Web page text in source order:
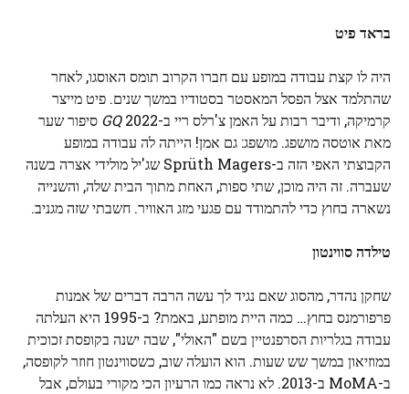
בראד פיט
היה לו קצת עבודה במופע עם חברו הקרוב תומס האוסגו, לאחר
שהתלמד אצל הפסל המאסטר בסטודיו במשך שנים. פיט מייצר
קרמיקה, ודיבר רבות על האמן צ'רלס ריי ב-2022
GQ סיפור שער
מאת אוטסה מושפג. מושפג: גם אמן! הייתה לה עבודה במופע
הקבוצתי האפי הזה ב-Sprüth Magers שג'יל מולידי אצרה בשנה
שעברה. זה היה מוכן, שתי ספות, האחת מתוך הבית שלה, והשנייה
נשארה בחוץ כדי להתמודד עם פגעי מזג האוויר. חשבתי שזה מגניב.
טילדה סווינטון
שחקן נהדר, מהסוג שאם נגיד לך עשה הרבה דברים של אמנות
פרפורמנס בחוץ… כמה היית מופתע, באמת? ב-1995 היא העלתה
עבודה בגלריות הסרפנטיין בשם "האולי", שבה ישנה בקופסת זכוכית
במוזיאון במשך שש שעות. הוא הועלה שוב, כשסווינטון חוזר לקופסה,
ב-MoMA ב-2013. לא נראה כמו הרעיון הכי מקורי בעולם, אבל